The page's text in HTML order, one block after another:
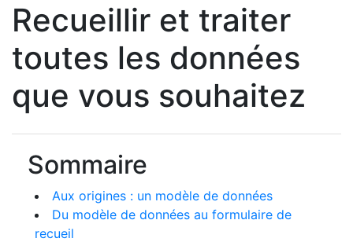
Recueillir et traiter
toutes les données
que vous souhaitez
Sommaire
Aux origines : un modèle de données
Du modèle de données au formulaire de
recueil